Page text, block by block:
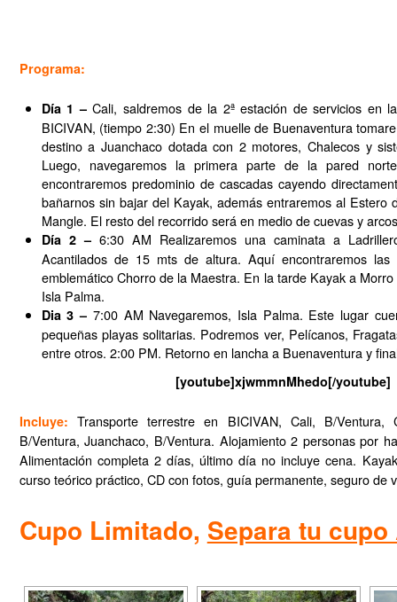
Programa:
Día 1–Cali, saldremos de la 2ª estación de servicios en
BICIVAN, (tiempo 2:30) En el muelle de Buenaventura
destino a Juanchaco dotada con 2 motores, Chalecos y
Luego, navegaremos la primera parte de la pared
encontraremos predominio de cascadas cayendo
bañarnos sin bajar del Kayak, además entraremos al Estero
Mangle. El resto del recorrido será en medio de cuevas y
Día 2 –6:30 AM Realizaremos una caminata a
Acantilados de 15 mts de altura. Aquí encontraremos
emblemático Chorro de la Maestra. En la tarde Kayak a
Isla Palma.
Dia 3 – 7:00 AM Navegaremos, Isla Palma. Este lugar
pequeñas playas solitarias. Podremos ver, Pelícanos,
entre otros. 2:00 PM. Retorno en lancha a Buenaventura y
[youtube]xjwmmnMhedo[/youtube]
Incluye: Transporte terrestre en BICIVAN, Cali, B/Ventura,
B/Ventura, Juanchaco, B/Ventura. Alojamiento 2 personas por
Alimentación completa 2 días, último día no incluye cena.
curso teórico práctico, CD con fotos, guía permanente, seguro de
Cupo Limitado, Separa tu cupo